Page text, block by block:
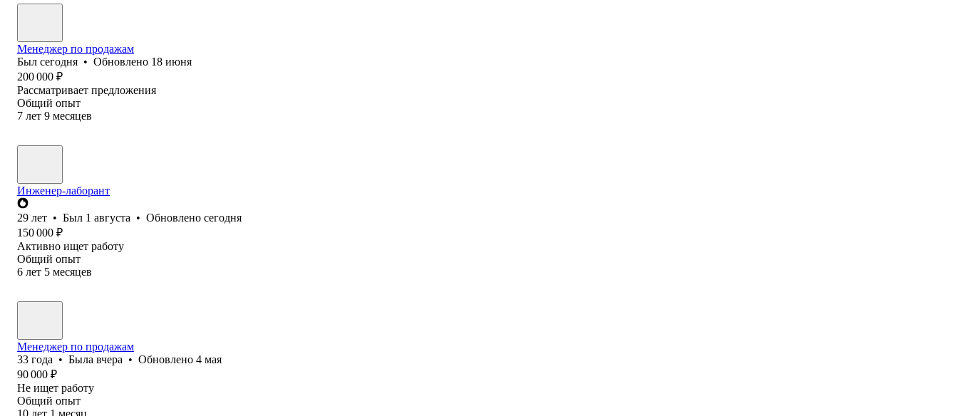
Менеджер по продажам
Был сегодня • Обновлено 18 июня
200 000 ₽
Рассматривает предложения
Общий опыт
7 лет 9 месяцев
Инженер-лаборант
29 лет • Был 1 августа • Обновлено сегодня
150 000 ₽
Активно ищет работу
Общий опыт
6 лет 5 месяцев
Менеджер по продажам
33 года • Была вчера • Обновлено 4 мая
90 000 ₽
Не ищет работу
Общий опыт
10 лет 1 месяц